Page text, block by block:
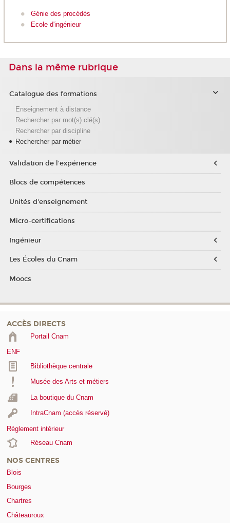
Génie des procédés
Ecole d'ingénieur
Dans la même rubrique
Catalogue des formations
Enseignement à distance
Rechercher par mot(s) clé(s)
Rechercher par discipline
Rechercher par métier
Validation de l'expérience
Blocs de compétences
Unités d'enseignement
Micro-certifications
Ingénieur
Les Écoles du Cnam
Moocs
ACCÈS DIRECTS
Portail Cnam
ENF
Bibliothèque centrale
Musée des Arts et métiers
La boutique du Cnam
IntraCnam (accès réservé)
Règlement intérieur
Réseau Cnam
NOS CENTRES
Blois
Bourges
Chartres
Châteauroux